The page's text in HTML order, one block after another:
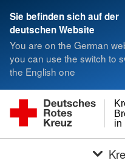
Sie befinden sich auf der
deutschen Website
You are on the German
you can use the switch to
the English one
in